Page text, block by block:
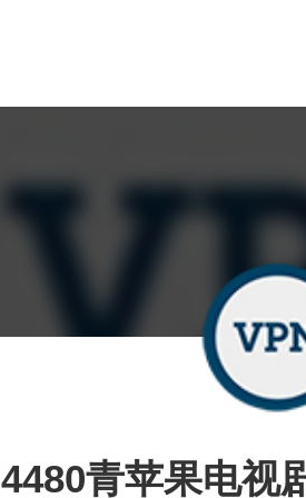
4480青苹果电视